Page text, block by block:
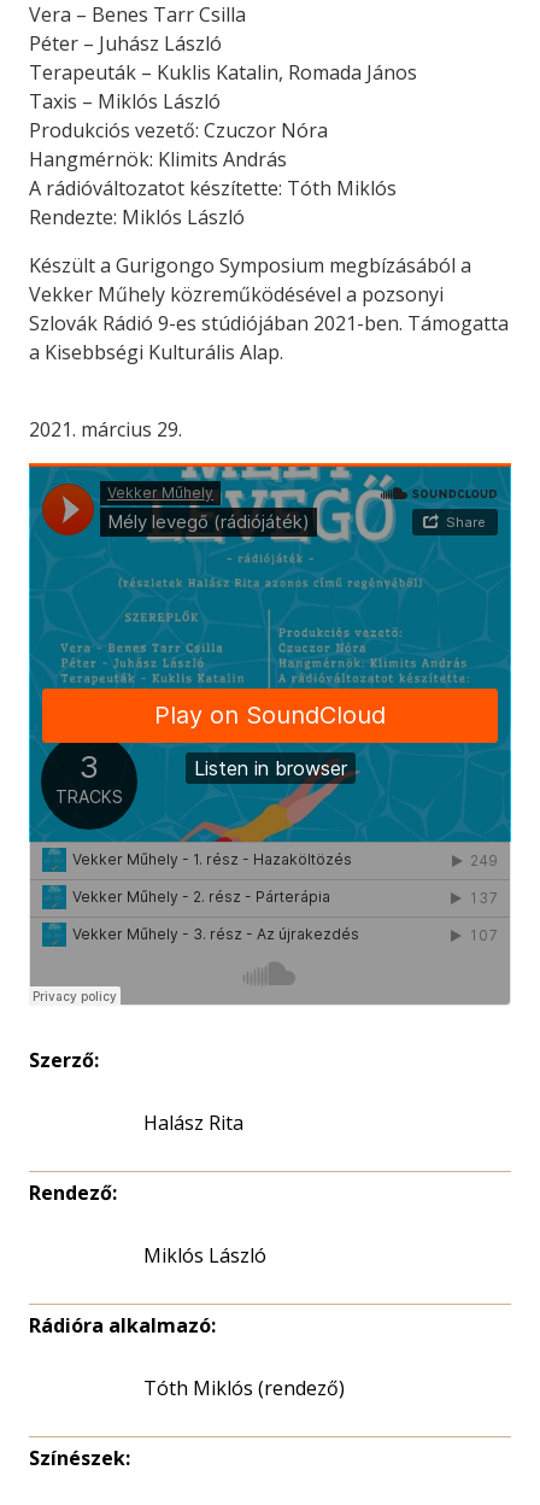
Vera – Benes Tarr Csilla
Péter – Juhász László
Terapeuták – Kuklis Katalin, Romada János
Taxis – Miklós László
Produkciós vezető: Czuczor Nóra
Hangmérnök: Klimits András
A rádióváltozatot készítette: Tóth Miklós
Rendezte: Miklós László
Készült a Gurigongo Symposium megbízásából a
Vekker Műhely közreműködésével a pozsonyi
Szlovák Rádió 9-es stúdiójában 2021-ben. Támogatta
a Kisebbségi Kulturális Alap.
2021. március 29.
Szerző:
Halász Rita
Rendező:
Miklós László
Rádióra alkalmazó:
Tóth Miklós (rendező)
Színészek: